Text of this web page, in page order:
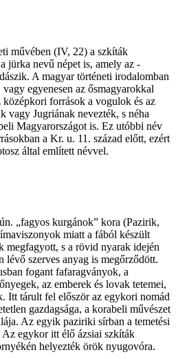
művében (IV, 22) a szkíták
jürka nevű népet is, amely az
A magyar történeti irodalomban
egyenesen az ősmagyarokkal
források a vogulok és az
vagy Jugriá­nak nevezték, s néha
Magyarországot is. Ez utóbbi név
a Kr. u. 11. század előtt, ezért
által említett névvel.
„fagyos kurgánok” kora (Pazirik,
miatt a fából készült
megfagyott, s a rövid nyarak idején
szerves anyag is meg­őrződött.
fogant fafaragványok, a
az emberek és lovak tetemei,
Itt tárult fel először az egykori nomád
gazdagsága, a korabeli művészet
Az egyik paziriki sírban a temetési
egykor itt élő ázsiai szkíták
helyezték örök nyugovóra.